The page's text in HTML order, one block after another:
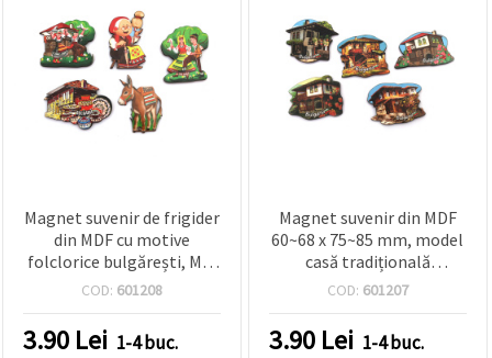
Magnet suvenir de frigider
din MDF cu motive
folclorice bulgărești, MIX
/ 55~70 x 45~80 mm
COD: 601208
3.90 Lei 1-4 buc.
Magnet suvenir din MDF
60~68 x 75~85 mm, model
casă tradițională
bulgărească / MIX
COD: 601207
3.90 Lei 1-4 buc.